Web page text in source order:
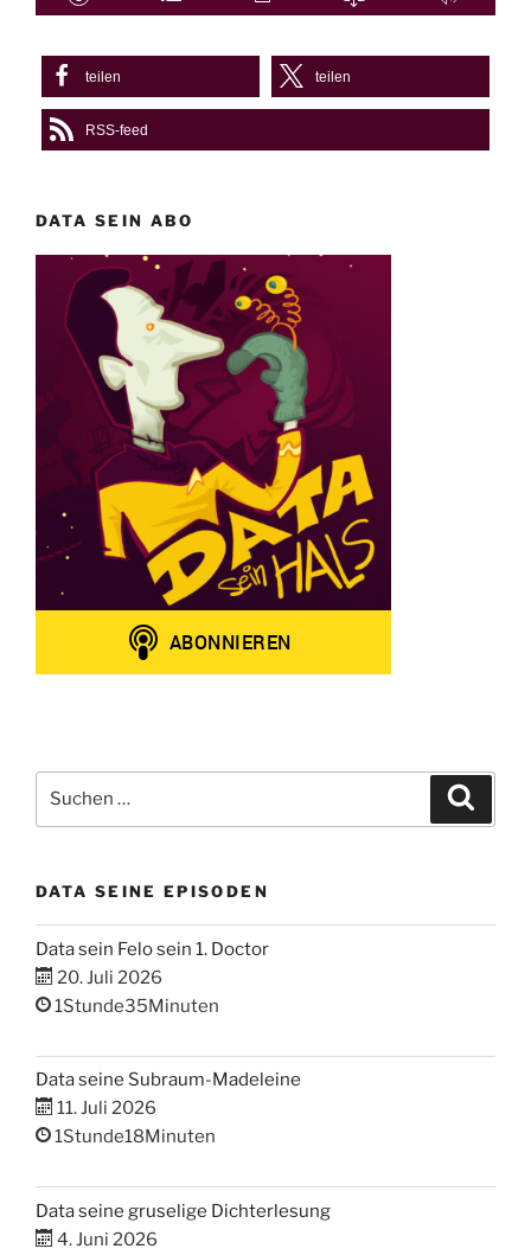
teilen teilen
RSS-feed
DATA SEIN ABO
nach:
DATA SEINE EPISODEN
Data sein Felo sein 1. Doctor
20. Juli 2026
1Stunde35Minuten
Data seine Subraum-Madeleine
11. Juli 2026
1Stunde18Minuten
Data seine gruselige Dichterlesung
4. Juni 2026